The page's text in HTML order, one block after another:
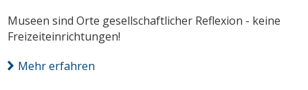
Museen sind Orte gesellschaftlicher Reflexion - keine
Freizeiteinrichtungen!
Mehr erfahren